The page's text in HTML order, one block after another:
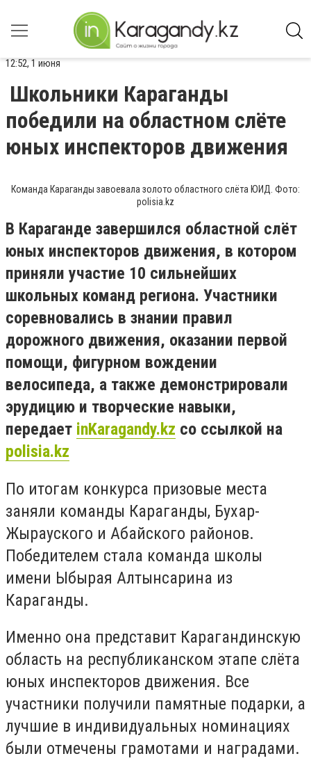
12:52, 1 июня
Школьники Караганды
победили на областном слёте
юных инспекторов движения
Команда Караганды завоевала золото областного слёта ЮИД. Фото:
polisia.kz
В Караганде завершился областной слёт
юных инспекторов движения, в котором
приняли участие 10 сильнейших
школьных команд региона. Участники
соревновались в знании правил
дорожного движения, оказании первой
помощи, фигурном вождении
велосипеда, а также демонстрировали
эрудицию и творческие навыки,
передает inKaragandy.kz со ссылкой на
polisia.kz
По итогам конкурса призовые места
заняли команды Караганды, Бухар-
Жырауского и Абайского районов.
Победителем стала команда школы
имени Ыбырая Алтынсарина из
Караганды.
Именно она представит Карагандинскую
область на республиканском этапе слёта
юных инспекторов движения. Все
участники получили памятные подарки, а
лучшие в индивидуальных номинациях
были отмечены грамотами и наградами.